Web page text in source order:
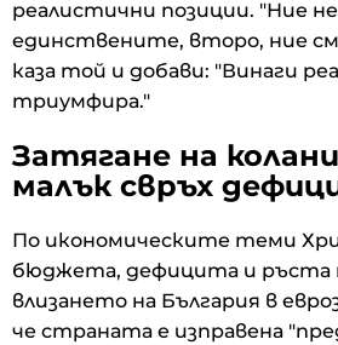
реалистични позиции. "Ние
единствените, второ, ние
каза той и добави: "Винаги
триумфира."
Затягане на
малък свръх
По икономическите теми
бюджета, дефицита и ръста
влизането на България в
че страната е изправена